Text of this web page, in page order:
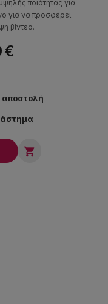
ποιότητας για
για να προσφέρει
βίντεο.
€
αποστολή
